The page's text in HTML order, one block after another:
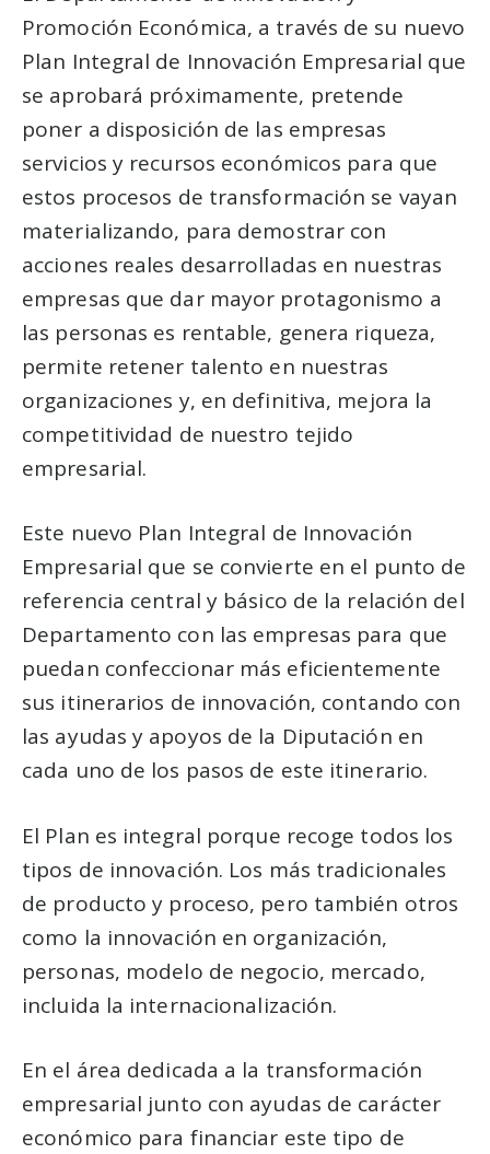
Promoción Económica, a través de su nuevo
Plan Integral de Innovación Empresarial que
se aprobará próximamente, pretende
poner a disposición de las empresas
servicios y recursos económicos para que
estos procesos de transformación se vayan
materializando, para demostrar con
acciones reales desarrolladas en nuestras
empresas que dar mayor protagonismo a
las personas es rentable, genera riqueza,
permite retener talento en nuestras
organizaciones y, en definitiva, mejora la
competitividad de nuestro tejido
empresarial.
Este nuevo Plan Integral de Innovación
Empresarial que se convierte en el punto de
referencia central y básico de la relación del
Departamento con las empresas para que
puedan confeccionar más eficientemente
sus itinerarios de innovación, contando con
las ayudas y apoyos de la Diputación en
cada uno de los pasos de este itinerario.
El Plan es integral porque recoge todos los
tipos de innovación. Los más tradicionales
de producto y proceso, pero también otros
como la innovación en organización,
personas, modelo de negocio, mercado,
incluida la internacionalización.
En el área dedicada a la transformación
empresarial junto con ayudas de carácter
económico para financiar este tipo de